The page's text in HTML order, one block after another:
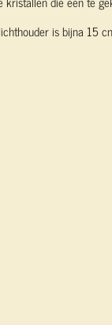
is bijna 15